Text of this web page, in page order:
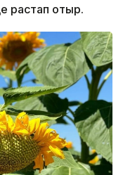
растап отыр.